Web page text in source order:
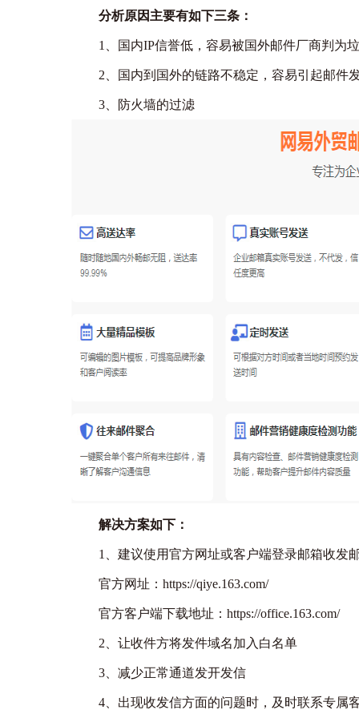
分析原因主要有如下三条：
1、国内IP信誉低，容易被国外邮件厂商判为
2、国内到国外的链路不稳定，容易引起邮件
3、防火墙的过滤
解决方案如下：
1、建议使用官方网址或客户端登录邮箱收发
官方网址： https://qiye.163.com/
官方客户端下载地址： https://office.163.com/
2、让收件方将发件域名加入白名单
3、减少正常通道发开发信
4、出现收发信方面的问题时，及时联系专属